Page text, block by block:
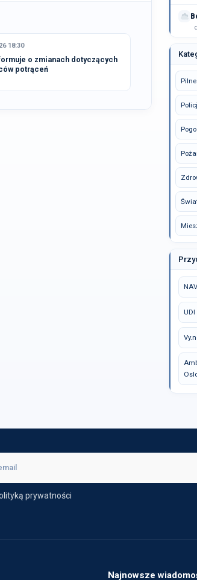
18:30
o zmianach dotyczących
potrąceń
Pilne
NAV
UDI
prywatności
Najnowsze